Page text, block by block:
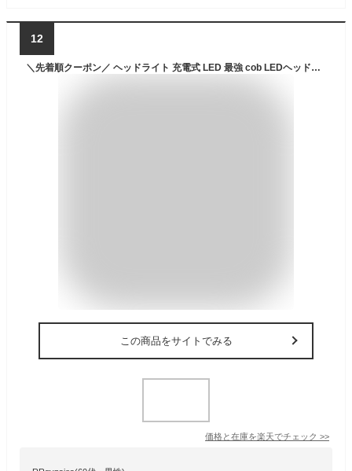
12
＼先着順クーポン／ ヘッドライト 充電式 LED 最強 cob LEDヘッドライト ヘッドランプ 軽量 明るい ルーメン 作業灯 ledライト 軍用 アウトドア IPX4 防水 登山 夜道 懐中電灯 頭 防災 釣り 人感センサー 子供 高輝度 usb 強力 防災 地震 災害 送料無料
この商品をサイトでみる
価格と在庫を楽天でチェック >>